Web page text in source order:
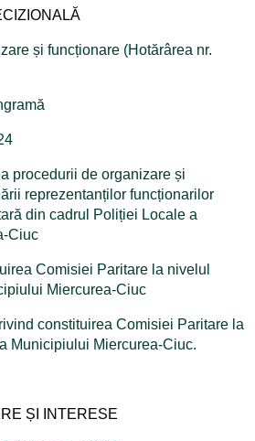
și funcționare (Hotărârea nr.
procedurii de organizare și
reprezentanților funcționarilor
din cadrul Poliției Locale a
Ciuc
Comisiei Paritare la nivelul
Miercurea-Ciuc
constituirea Comisiei Paritare la
Municipiului Miercurea-Ciuc.
ȘI INTERESE